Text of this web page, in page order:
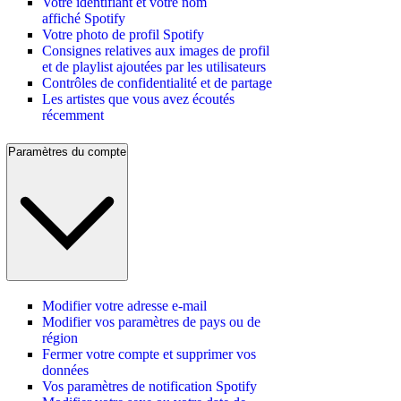
affiché Spotify
Votre photo de profil Spotify
Consignes relatives aux images de profil
et de playlist ajoutées par les utilisateurs
Contrôles de confidentialité et de partage
Les artistes que vous avez écoutés
récemment
Paramètres du compte
Modifier votre adresse e-mail
Modifier vos paramètres de pays ou de
région
Fermer votre compte et supprimer vos
données
Vos paramètres de notification Spotify